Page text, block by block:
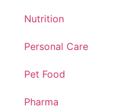
Nutrition
Personal Care
Pet Food
Pharma